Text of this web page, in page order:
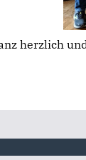
herzlich